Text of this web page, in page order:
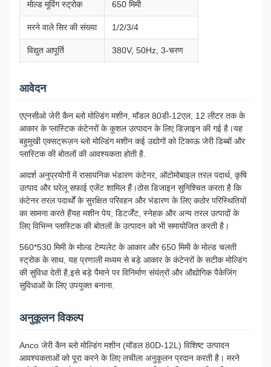
मोल्ड मूविंग स्ट्रोक 650 मिमी
मरने वाले सिर की संख्या 1/2/3/4
विद्युत आपूर्ति 380V, 50Hz, 3-चरण
आवेदन
एएनसीओ जेरी कैन ब्लो मोल्डिंग मशीन, मॉडल 80डी-12एल, 12 लीटर तक के
आकार के प्लास्टिक कंटेनरों के कुशल उत्पादन के लिए डिज़ाइन की गई है।यह
बहुमुखी एक्सट्रूज़न ब्लो मोल्डिंग मशीन कई उद्योगों को टिकाऊ जेरी डिब्बों और
प्लास्टिक की बोतलों की आवश्यकता होती है.
आदर्श अनुप्रयोगों में रासायनिक भंडारण कंटेनर, ऑटोमोबाइल तरल पदार्थ, कृषि
उत्पाद और घरेलू सफाई एजेंट शामिल हैं।ठोस डिजाइन सुनिश्चित करता है कि
कंटेनर तरल पदार्थों के सुरक्षित परिवहन और भंडारण के लिए कठोर परिस्थितियों
का सामना करते हैंयह मशीन पेय, डिटर्जेंट, स्नेहक और अन्य तरल उत्पादों के
लिए विभिन्न प्लास्टिक की बोतलों के उत्पादन को भी समायोजित करती है।
560*530 मिमी के मोल्ड टेम्पलेट के आकार और 650 मिमी के मोल्ड चलती
स्ट्रोक के साथ, यह प्रणाली मध्यम से बड़े आकार के कंटेनरों के सटीक मोल्डिंग
की सुविधा देती है,इसे बड़े पैमाने पर विनिर्माण संयंत्रों और औद्योगिक पैकेजिंग
सुविधाओं के लिए उपयुक्त बनाना.
अनुकूलन विकल्प
Anco जेरी कैन ब्लो मोल्डिंग मशीन (मॉडल 80D-12L) विशिष्ट उत्पादन
आवश्यकताओं को पूरा करने के लिए लचीला अनुकूलन प्रदान करती है। मरने